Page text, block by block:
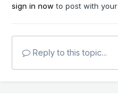
sign in now to post with
Reply to this topic...